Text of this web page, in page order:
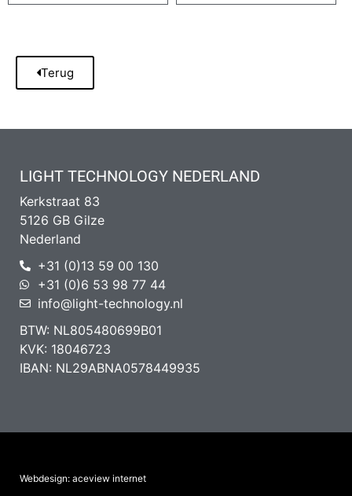
Terug
LIGHT TECHNOLOGY NEDERLAND
Kerkstraat 83
5126 GB Gilze
Nederland
+31 (0)13 59 00 130
+31 (0)6 53 98 77 44
info@light-technology.nl
BTW: NL805480699B01
KVK: 18046723
IBAN: NL29ABNA0578449935
Webdesign: aceview internet